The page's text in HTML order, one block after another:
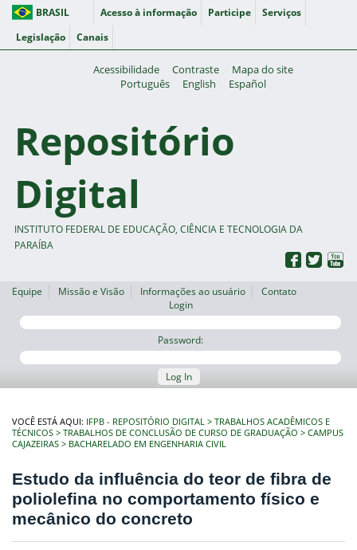
BRASIL Acesso à informação Participe
Serviços
Legislação
Canais
Acessibilidade Contraste
Mapa do site
Português
English Español
Repositório
Digital
INSTITUTO FEDERAL DE EDUCAÇÃO, CIÊNCIA E TECNOLOGIA DA
PARAÍBA
Equipe Missão e Visão Informações ao usuário
Contato
Login
Password:
Log In
VOCÊ ESTÁ AQUI: IFPB - REPOSITÓRIO DIGITAL
TRABALHOS ACADÊMICOS E
TÉCNICOS
TRABALHOS DE CONCLUSÃO DE CURSO DE GRADUAÇÃO
CAMPUS
CAJAZEIRAS
BACHARELADO EM ENGENHARIA CIVIL
Estudo da influência do teor de fibra de
poliolefina no comportamento físico e
mecânico do concreto